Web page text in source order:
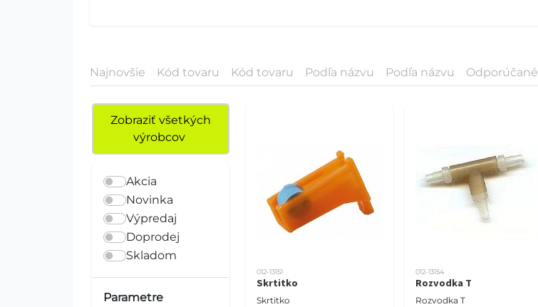
Najnovšie Kód tovaru Kód tovaru Podľa názvu Podľa názvu Odporúčané
Zobraziť všetkých
výrobcov
Akcia
Novinka
Výpredaj
Doprodej
Skladom
Parametre
012-13151
Skrtitko
Skrtitko
012-13154
Rozvodka T
Rozvodka T